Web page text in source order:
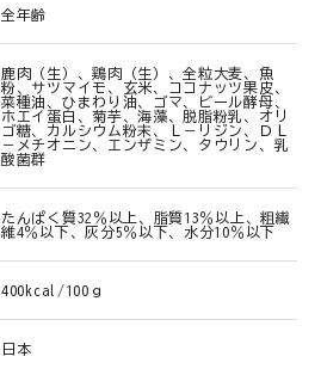
全年齢
鹿肉（生）、鶏肉（生）、全粒大麦、魚
粉、サツマイモ、玄米、ココナッツ果皮、
菜種油、ひまわり油、ゴマ、ビール酵母、
ホエイ蛋白、菊芋、海藻、脱脂粉乳、オリ
ゴ糖、カルシウム粉末、Ｌ－リジン、ＤＬ
－メチオニン、エンザミン、タウリン、乳
酸菌群
たんぱく質32％以上、脂質13％以上、粗繊
維4％以下、灰分5％以下、水分10％以下
400kcal/100ｇ
日本